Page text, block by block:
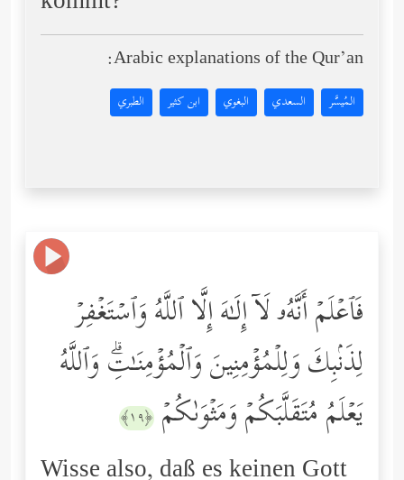
Arabic explanations of the Qur’an:
المُيسَّر السعدي البغوي ابن كثير الطبري
فَٱعۡلَمۡ أَنَّهُۥ لَاۤ إِلَـٰهَ إِلَّا ٱللَّهُ وَٱسۡتَغۡفِرۡ
لِذَنۢبِكَ وَلِلۡمُؤۡمِنِینَ وَٱلۡمُؤۡمِنَـٰتِۗ وَٱللَّهُ
یَعۡلَمُ مُتَقَلَّبَكُمۡ وَمَثۡوَىٰكُمۡ ﴿١٩﴾